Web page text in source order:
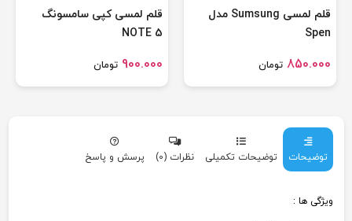
قلم لمسی Sumsung مدل
Spen
تومان850.000
قلم لمسی کپی سامسونگ
NOTE 5
تومان900.000
توضیحات توضیحات تکمیلی نظرات (0) پرسش و پاسخ
ویژگی ها :